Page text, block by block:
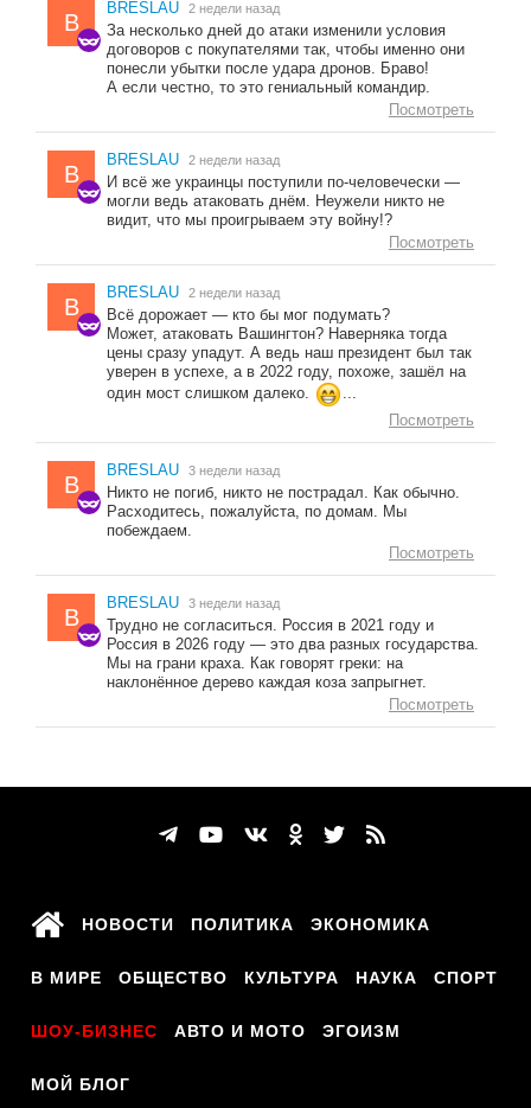
B
BRESLAU 2 недели назад
За несколько дней до атаки изменили условия
договоров с покупателями так, чтобы именно они
понесли убытки после удара дронов. Браво!
А если честно, то это гениальный командир.
Посмотреть
B
BRESLAU 2 недели назад
И всё же украинцы поступили по-человечески —
могли ведь атаковать днём. Неужели никто не
видит, что мы проигрываем эту войну!?
Посмотреть
B
BRESLAU 2 недели назад
Всё дорожает — кто бы мог подумать?
Может, атаковать Вашингтон? Наверняка тогда
цены сразу упадут. А ведь наш президент был так
уверен в успехе, а в 2022 году, похоже, зашёл на
один мост слишком далеко.
...
Посмотреть
B
BRESLAU 3 недели назад
Никто не погиб, никто не пострадал. Как обычно.
Расходитесь, пожалуйста, по домам. Мы
побеждаем.
Посмотреть
B
BRESLAU 3 недели назад
Трудно не согласиться. Россия в 2021 году и
Россия в 2026 году — это два разных государства.
Мы на грани краха. Как говорят греки: на
наклонённое дерево каждая коза запрыгнет.
Посмотреть
НОВОСТИ ПОЛИТИКА ЭКОНОМИКА
В МИРЕ ОБЩЕСТВО КУЛЬТУРА НАУКА СПОРТ
ШОУ-БИЗНЕС АВТО И МОТО ЭГОИЗМ
МОЙ БЛОГ